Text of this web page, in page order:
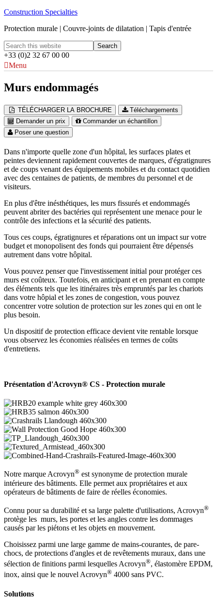
Construction Specialties
Protection murale | Couvre-joints de dilatation | Tapis d'entrée
+33 (0)2 32 67 00 00
Menu
Murs endommagés
TÉLÉCHARGER LA BROCHURE
Téléchargements
Demander un prix
Commander un échantillon
Poser une question
Dans n'importe quelle zone d'un hôpital, les surfaces plates et
peintes deviennent rapidement couvertes de marques, d'égratignures
et de coups venant des équipements mobiles et du contact quotidien
avec des centaines de patients, de membres du personnel et de
visiteurs.
En plus d'être inésthétiques, les murs fissurés et endommagés
peuvent abriter des bactéries qui représentent une menace pour le
contrôle des infections et la sécurité des patients.
Tous ces coups, égratignures et réparations ont un impact sur votre
budget et monopolisent des fonds qui pourraient être dépensés
autrement dans votre hôpital.
Vous pouvez penser que l'investissement initial pour protéger ces
murs est coûteux. Toutefois, en anticipant et en prenant en compte
des éléments tels que les itinéraires très empruntés par les chariots
dans votre hôpial et les zones de congestion, vous pouvez
concentrer votre solution de protection sur les zones qui en ont le
plus besoin.
Un dispositif de protection efficace devient vite rentable lorsque
vous observez les économies réalisées en termes de coûts
d'entretiens.
Présentation d'Acrovyn® CS - Protection murale
Notre marque Acrovyn® est synonyme de protection murale
intérieure des bâtiments. Elle permet aux propriétaires et aux
opérateurs de bâtiments de faire de réelles économies.
Connu pour sa durabilité et sa large palette d'utilisations, Acrovyn®
protège les murs, les portes et les angles contre les dommages
causés par les piétons et les objets en mouvement.
Choisissez parmi une large gamme de mains-courantes, de pare-
chocs, de protections d'angles et de revêtements muraux, dans une
sélection de finitions parmi lesquelles Acrovyn®, élastomère EPDM,
inox, ainsi que le nouvel Acrovyn® 4000 sans PVC.
Solutions